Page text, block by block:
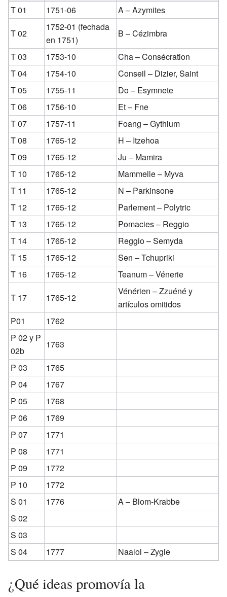
T 01
1751-06
A – Azymites
T 02
1752-01 (fechada
en 1751)
B – Cézimbra
T 03
1753-10
Cha – Consécration
T 04
1754-10
Conseil – Dizier, Saint
T 05
1755-11
Do – Esymnete
T 06
1756-10
Et – Fne
T 07
1757-11
Foang – Gythium
T 08
1765-12
H – Itzehoa
T 09
1765-12
Ju – Mamira
T 10
1765-12
Mammelle – Myva
T 11
1765-12
N – Parkinsone
T 12
1765-12
Parlement – Polytric
T 13
1765-12
Pomacies – Reggio
T 14
1765-12
Reggio – Semyda
T 15
1765-12
Sen – Tchupriki
T 16
1765-12
Teanum – Vénerie
T 17
1765-12
Vénérien – Zzuéné y
artículos omitidos
P01
1762
P 02 y P
02b
1763
P 03
1765
P 04
1767
P 05
1768
P 06
1769
P 07
1771
P 08
1771
P 09
1772
P 10
1772
S 01
1776
A – Blom-Krabbe
S 02
S 03
S 04
1777 Naalol – Zygie
¿Qué ideas promovía la